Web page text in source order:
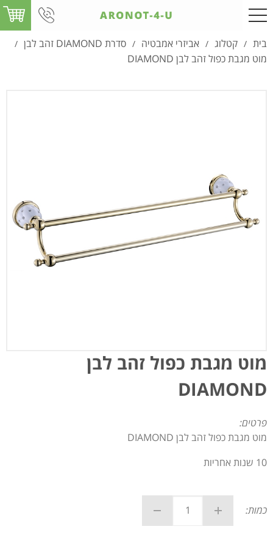
בית / קטלוג / אביזרי אמבטיה / סדרת DIAMOND זהב לבן /
מוט מגבת כפול זהב לבן DIAMOND
מוט מגבת כפול זהב לבן
DIAMOND
פרטים:
מוט מגבת כפול זהב לבן DIAMOND
10 שנות אחריות
כמות: